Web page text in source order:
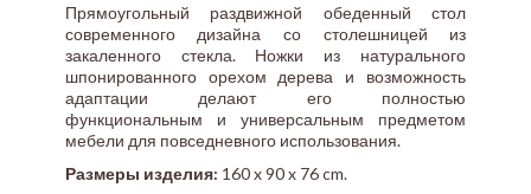
Прямоугольный раздвижной обеденный стол
современного дизайна со столешницей из
закаленного стекла. Ножки из натурального
шпонированного орехом дерева и возможность
адаптации делают его полностью
функциональным и универсальным предметом
мебели для повседневного использования.
Размеры изделия: 160 x 90 x 76 cm.